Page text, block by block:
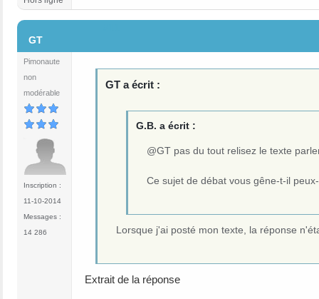
GT
Pimonaute
non
modérable
Inscription :
11-10-2014
Messages :
14 286
GT a écrit :
G.B. a écrit :
@GT pas du tout relisez le texte
Ce sujet de débat vous gêne-t-il
Lorsque j'ai posté mon texte, la réponse
Extrait de la réponse